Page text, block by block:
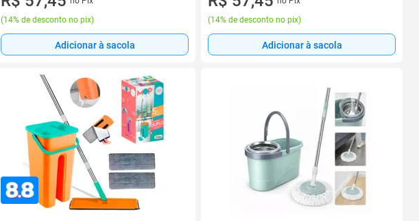
(14% de desconto no pix)
Adicionar à sacola
(14% de desconto no pix)
Adicionar à sacola